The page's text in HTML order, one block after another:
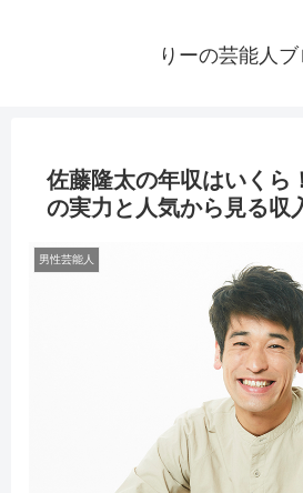
りーの芸能人
佐藤隆太の年収はいくら
の実力と人気から見る収
男性芸能人